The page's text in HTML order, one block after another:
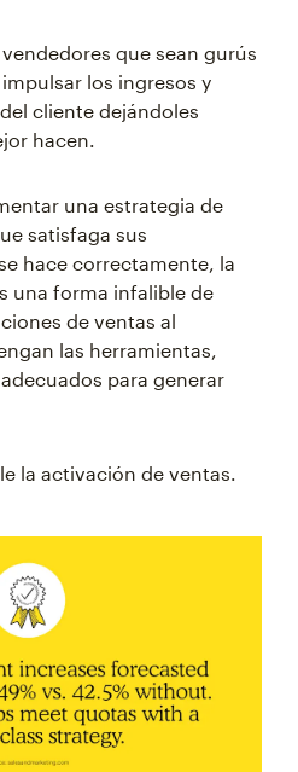
que sean gurús
los ingresos y
cliente dejándoles
hacen.
una estrategia de
satisfaga sus
hace correctamente, la
una forma infalible de
de ventas al
las herramientas,
para generar
la activación de ventas.